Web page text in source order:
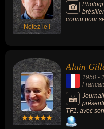
Notez-le !
connu pour
des
Alain
1950 -
TF1, avec